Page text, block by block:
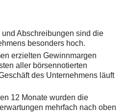
Abschreibungen sind die
besonders hoch.
erzielten Gewinnmargen
aller börsennotierten
des Unternehmens läuft
12 Monate wurden die
mehrfach nach oben